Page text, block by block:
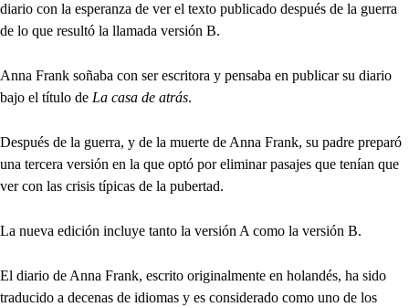
diario con la esperanza de ver el texto publicado después de la guerra
de lo que resultó la llamada versión B.
Anna Frank soñaba con ser escritora y pensaba en publicar su diario
bajo el título de La casa de atrás.
Después de la guerra, y de la muerte de Anna Frank, su padre preparó
una tercera versión en la que optó por eliminar pasajes que tenían que
ver con las crisis típicas de la pubertad.
La nueva edición incluye tanto la versión A como la versión B.
El diario de Anna Frank, escrito originalmente en holandés, ha sido
traducido a decenas de idiomas y es considerado como uno de los